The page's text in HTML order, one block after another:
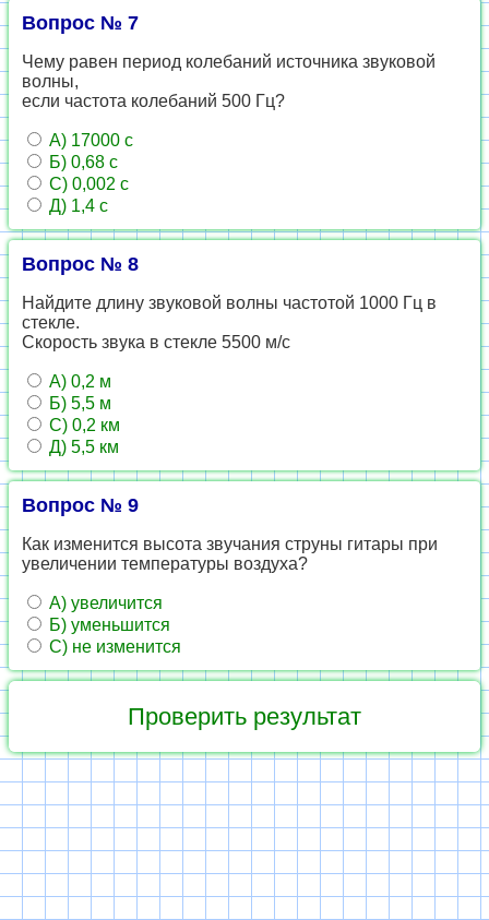
Вопрос № 7
Чему равен период колебаний источника звуковой
волны,
если частота колебаний 500 Гц?
А) 17000 с
Б) 0,68 с
С) 0,002 с
Д) 1,4 с
Вопрос № 8
Найдите длину звуковой волны частотой 1000 Гц в
стекле.
Скорость звука в стекле 5500 м/с
А) 0,2 м
Б) 5,5 м
С) 0,2 км
Д) 5,5 км
Вопрос № 9
Как изменится высота звучания струны гитары при
увеличении температуры воздуха?
А) увеличится
Б) уменьшится
С) не изменится